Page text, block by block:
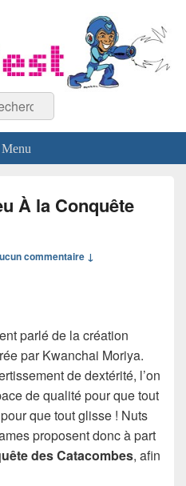
:
Menu
À la Conquête
commentaire ↓
parlé de la création
par Kwanchai Moriya.
de dextérité, l’on
de qualité pour que tout
que tout glisse ! Nuts
proposent donc à part
des Catacombes, afin